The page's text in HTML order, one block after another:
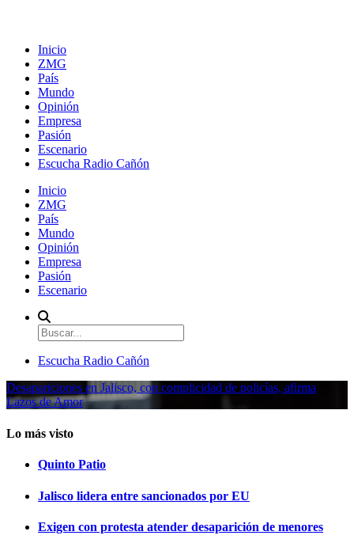
Inicio
ZMG
País
Mundo
Opinión
Empresa
Pasión
Escenario
Escucha Radio Cañón
Inicio
ZMG
País
Mundo
Opinión
Empresa
Pasión
Escenario
Escucha Radio Cañón
Desapariciones en Jalisco, con complicidad de policías, afirma
Lazos de Amor
Lo más visto
Quinto Patio
Jalisco lidera entre sancionados por EU
Exigen con protesta atender desaparición de menores